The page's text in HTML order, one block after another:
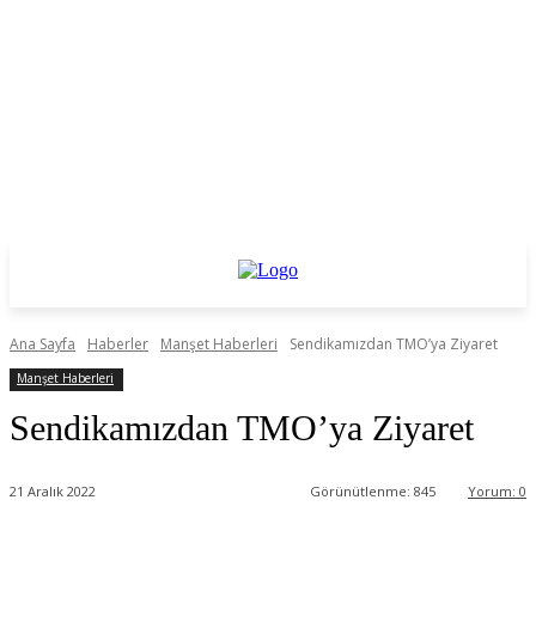
Ana Sayfa Haberler Manşet Haberleri Sendikamızdan TMO’ya Ziyaret
Manşet Haberleri
Sendikamızdan TMO’ya Ziyaret
21 Aralık 2022 Yorum: 0
Görünütlenme: 845